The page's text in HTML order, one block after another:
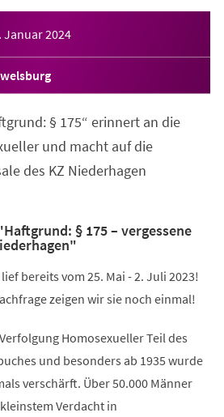
Januar 2024
§ 175“ erinnert an die
und macht auf die
des KZ Niederhagen
§ 175 – vergessene
bereits vom 25. Mai - 2. Juli 2023!
zeigen wir sie noch einmal!
Homosexueller Teil des
und besonders ab 1935 wurde
verschärft. Über 50.000 Männer
Verdacht in